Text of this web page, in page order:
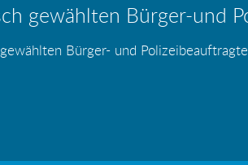
gewählten Bürger-und
Bürger- und
– wer haftet für die
Blei - gefährlich und
mündlich an die Bürgerbeauftragte